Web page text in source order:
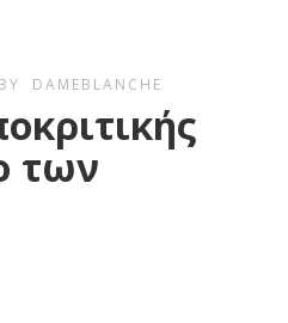
BY DAMEBLANCHE
των